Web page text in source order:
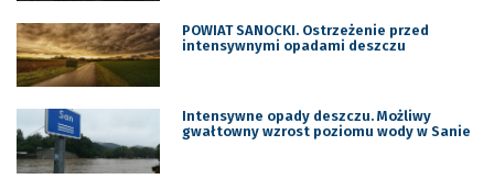
POWIAT SANOCKI. Ostrzeżenie przed
intensywnymi opadami deszczu
Intensywne opady deszczu. Możliwy
gwałtowny wzrost poziomu wody w Sanie